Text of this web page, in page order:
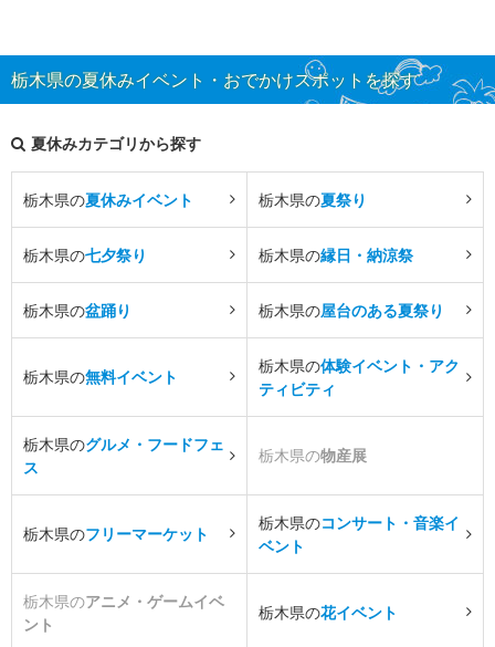
栃木県の夏休みイベント・おでかけスポットを探す
夏休みカテゴリから探す
栃木県の夏休みイベント 栃木県の夏祭り
栃木県の七夕祭り 栃木県の縁日・納涼祭
栃木県の盆踊り 栃木県の屋台のある夏祭り
栃木県の無料イベント
栃木県の体験イベント・アク
ティビティ
栃木県のグルメ・フードフェ
ス
栃木県の物産展
栃木県のフリーマーケット
栃木県のコンサート・音楽イ
ベント
栃木県のアニメ・ゲームイベ
ント
栃木県の花イベント